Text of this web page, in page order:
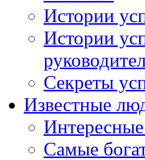
Истории
Истории
Секреты
Известные
Самые